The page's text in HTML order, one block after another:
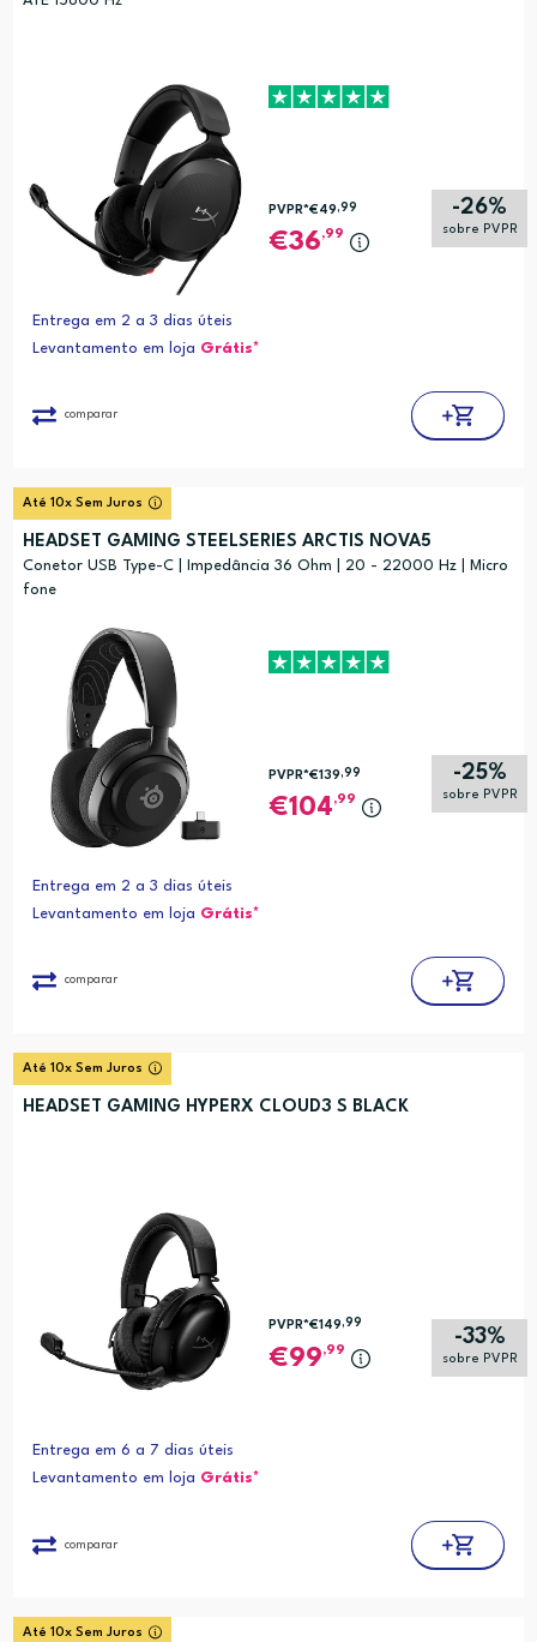
-26%
sobre PVPR
PVPR*€49,99
36,99
Entrega em 2 a 3 dias úteis
Levantamento em loja Grátis*
comparar
Até 10x Sem Juros
HEADSET GAMING STEELSERIES ARCTIS NOVA5
Conetor USB Type-C | Impedância 36 Ohm | 20 - 22000 Hz | Micro
fone
-25%
sobre PVPR
PVPR*€139 ,99
104,99
Entrega em 2 a 3 dias úteis
Levantamento em loja Grátis*
comparar
Até 10x Sem Juros
HEADSET GAMING HYPERX CLOUD3 S BLACK
-33%
sobre PVPR
PVPR*€149,99
99,99
Entrega em 6 a 7 dias úteis
Levantamento em loja Grátis*
comparar
Até 10x Sem Juros